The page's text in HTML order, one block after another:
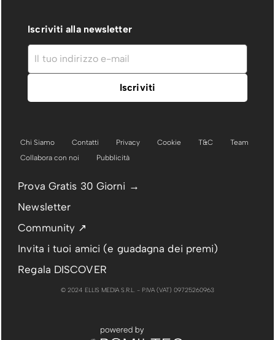
Iscriviti alla newsletter
Chi Siamo Contatti Privacy Cookie T&C
Team
Collabora con noi
Pubblicità
Prova Gratis 30 Giorni →
Newsletter
Community ↗
Invita i tuoi amici (e guadagna dei premi)
Regala DISCOVER
© 2024 ELLIS MEDIA S.R.L. - P.IVA (VAT) 09725260963